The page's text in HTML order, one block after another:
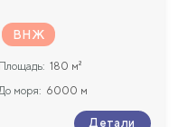
ВНЖ
Площадь: 180 м²
моря: 6000 м
Детали